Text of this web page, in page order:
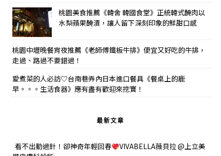
桃園美食推薦《韓舍 韓國食堂》正統韓式醃肉以
水梨蘋果醃漬，讓人留下深刻印象的鮮甜口感
桃園中壢晚餐宵夜推薦《老師傅鐵板牛排》便宜又好吃的牛排，
走過、路過不要錯過！
愛煮菜的人必訪♡台南巷弄內日本進口餐具《餐桌上的鹿
早。。。生活食器》應有盡有歡迎來挖寶！
最新文章
看不出動過針！卻神奇年輕回春
VIVABELLA薇貝拉 @上立美